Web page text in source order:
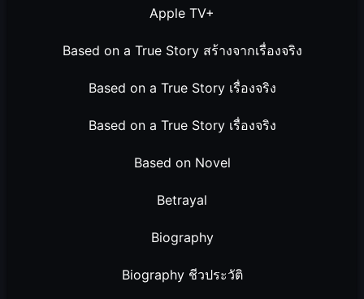
Apple TV+
Based on a True Story สร้างจากเรื่องจริง
Based on a True Story เรื่องจริง
Based on a True Story เรื่องจริง
Based on Novel
Betrayal
Biography
Biography ชีวประวัติ